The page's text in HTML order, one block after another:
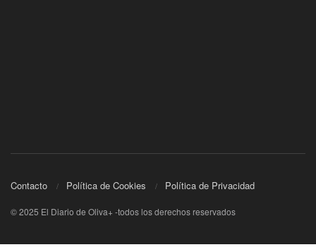
Contacto Política de Cookies Política de Privacidad
© 2025 El Diario de Oliva+ -todos los derechos reservados